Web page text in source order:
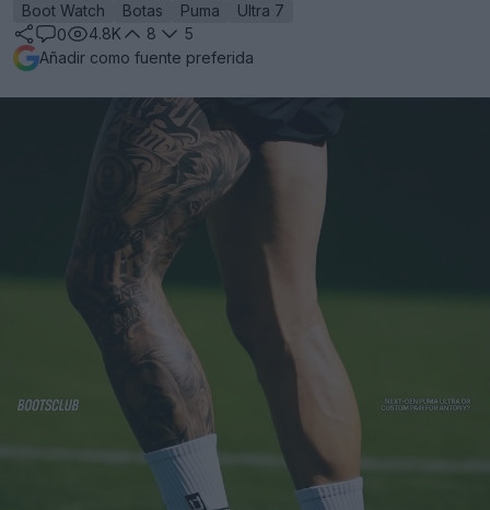
Boot Watch
Botas Puma
Ultra 7
0
4.8K 8
5
Añadir como fuente preferida